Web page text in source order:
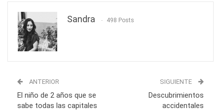
Sandra 498 Posts
ANTERIOR
El niño de 2 años que se
sabe todas las capitales
SIGUIENTE
Descubrimientos
accidentales